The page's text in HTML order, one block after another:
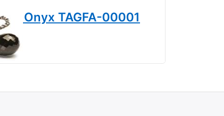
mit Onyx TAGFA-00001